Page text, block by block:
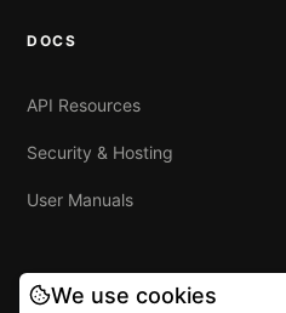
DOCS
API Resources
Security & Hosting
User Manuals
We use cookies